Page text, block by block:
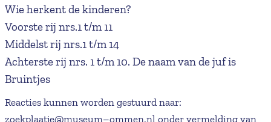
Wie herkent de kinderen?
Voorste rij nrs.1 t/m 11
Middelst rij nrs.1 t/m 14
Achterste rij nrs. 1 t/m 10. De naam van de juf is
Bruintjes
Reacties kunnen worden gestuurd naar:
zoekplaatje@museum–ommen.nl onder vermelding van